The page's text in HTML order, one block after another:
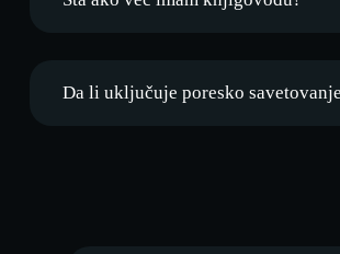
Da li uključuje poresko